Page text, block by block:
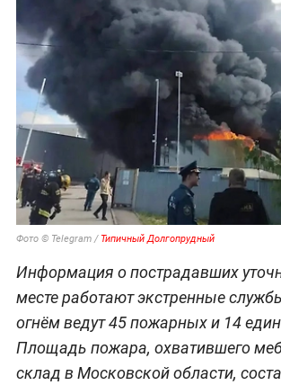
Фото © Telegram / Типичный Долгопрудный
Информация о пострадавших
месте работают экстренные
огнём ведут 45 пожарных и 14
Площадь пожара, охватившего
склад в Московской области,